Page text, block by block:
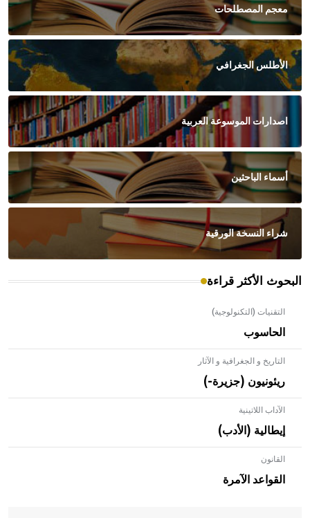
معجم المصطلحات
الأطلس الجغرافي
اصدارات الموسوعة العربية
أسماء الباحثين
شراء النسخة الورقية
البحوث الأكثر قراءة
التقنيات (التكنولوجية)
الحاسوب
التاريخ و الجغرافية و الآثار
ريئونيون (جزيرة-)
الآداب اللاتينية
إيطالية (الأدب)
القانون
القواعد الآمرة
- هل تعلم أن الأبلق نوع من الفنون الهندسية التي ارتبطت
بالعمارة الإسلامية في بلاد الشام ومصر خاصة، حيث يحرص
المعمار على بناء مداميكه وخاصة في الواجهات